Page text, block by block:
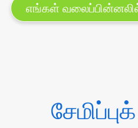
எங்கள்